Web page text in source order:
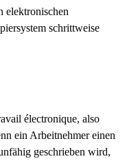
elektronischen
schrittweise
électronique, also
ein Arbeitnehmer einen
geschrieben wird,